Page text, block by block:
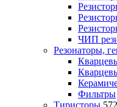
ЧИП
Резонаторы,
Фильтры
Тиристоры 572